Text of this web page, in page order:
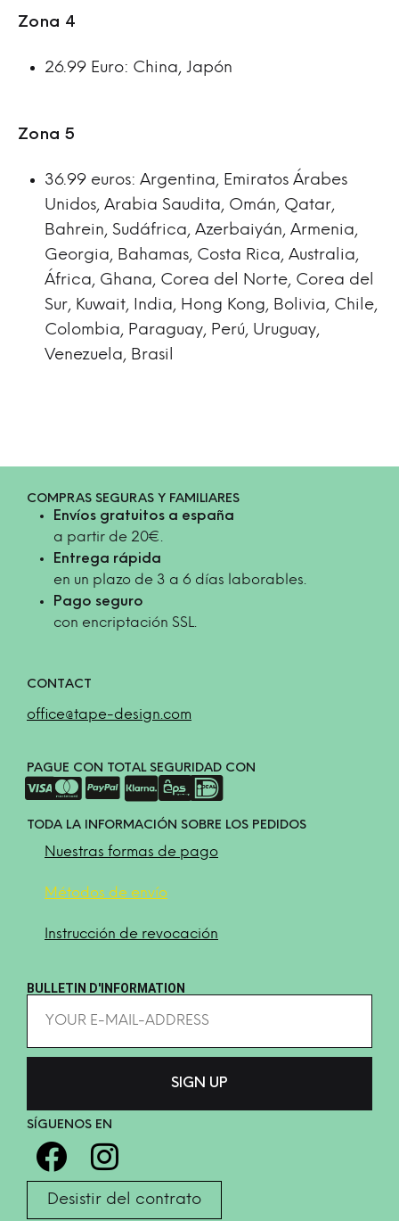
Zona 4
26.99 Euro: China, Japón
Zona 5
36.99 euros: Argentina, Emiratos Árabes
Unidos, Arabia Saudita, Omán, Qatar,
Bahrein, Sudáfrica, Azerbaiyán, Armenia,
Georgia, Bahamas, Costa Rica, Australia,
África, Ghana, Corea del Norte, Corea del
Sur, Kuwait, India, Hong Kong, Bolivia, Chile,
Colombia, Paraguay, Perú, Uruguay,
Venezuela, Brasil
COMPRAS SEGURAS Y FAMILIARES
Envíos gratuitos a españa
a partir de 20€.
Entrega rápida
en un plazo de 3 a 6 días laborables.
Pago seguro
con encriptación SSL.
CONTACT
office@tape-design.com
PAGUE CON TOTAL SEGURIDAD CON
TODA LA INFORMACIÓN SOBRE LOS PEDIDOS
Nuestras formas de pago
Métodos de envío
Instrucción de revocación
BULLETIN D'INFORMATION
SÍGUENOS EN
Desistir del contrato